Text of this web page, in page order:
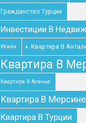
Гражданство Турции
Инвестиции В
Искан Квартира В
Квартира В
Квартира В Аланье
Квартира В Мерсине
Квартира В Турции